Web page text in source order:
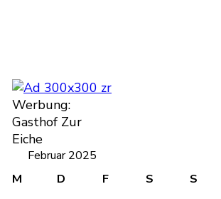
Werbung:
Gasthof Zur
Eiche
Februar 2025
M D F S
S